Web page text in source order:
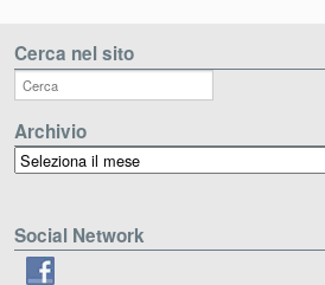
Cerca nel sito
Archivio
Archivio
Social Network